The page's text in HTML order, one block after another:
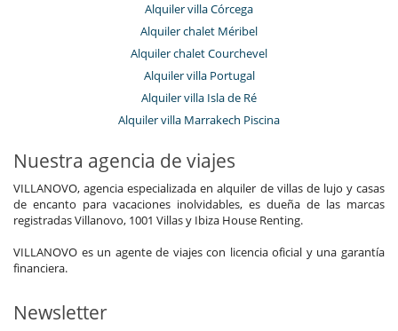
Alquiler villa Córcega
Alquiler chalet Méribel
Alquiler chalet Courchevel
Alquiler villa Portugal
Alquiler villa Isla de Ré
Alquiler villa Marrakech Piscina
Nuestra agencia de viajes
VILLANOVO, agencia especializada en alquiler de villas de lujo y casas
de encanto para vacaciones inolvidables, es dueña de las marcas
registradas Villanovo, 1001 Villas y Ibiza House Renting.
VILLANOVO es un agente de viajes con licencia oficial y una garantía
financiera.
Newsletter